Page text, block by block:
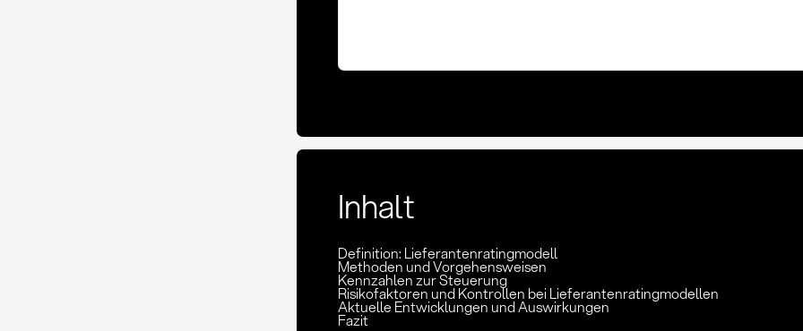
Inhalt
Definition: Lieferantenratingmodell
Methoden und Vorgehensweisen
Kennzahlen zur Steuerung
Risikofaktoren und Kontrollen bei Lieferantenratingmodellen
Aktuelle Entwicklungen und Auswirkungen
Fazit